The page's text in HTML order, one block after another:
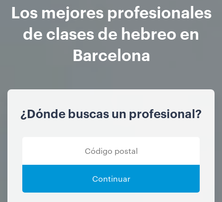
Los mejores profesionales
de clases de hebreo en
Barcelona
¿Dónde buscas un profesional?
Continuar